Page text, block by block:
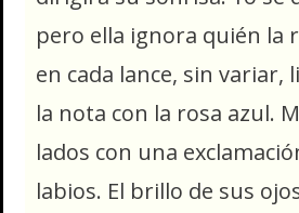
pero ella ignora quién la
en cada lance, sin variar,
la nota con la rosa azul.
lados con una
labios. El brillo de sus